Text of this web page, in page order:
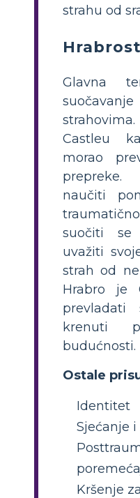
strahu od
Hrabrost
Glavna
Castleu
morao
naučiti
suočiti se
uvažiti
strah od
Hrabro je
krenuti
budućnosti.
Ostale
Identitet
Sjećanje
Kršenje